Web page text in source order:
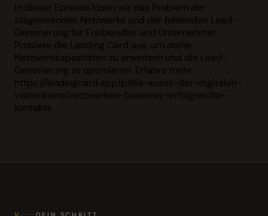
In dieser Episode lösen wir das Problem der
stagnierenden Netzwerke und der fehlenden Lead-
Generierung für Freiberufler und Unternehmer.
Probiere die Landing Card aus, um deine
Netzwerkkapazitäten zu erweitern und die Lead-
Generierung zu optimieren. Erfahre mehr:
https://landingcard.app/p/die-kunst-der-digitalen-
visitenkarte/netzwerken-business-erfolgreiche-
kontakte